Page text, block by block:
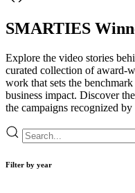
SMARTIES
Explore the video stories
curated collection of award-
work that sets the
business impact. Discover
the campaigns recognized
Filter by year